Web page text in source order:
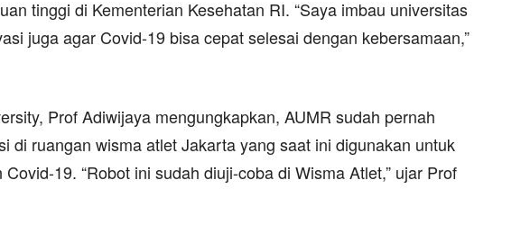
tinggi di Kementerian Kesehatan RI. “Saya imbau universitas
juga agar Covid-19 bisa cepat selesai dengan kebersamaan,”
Prof Adiwijaya mengungkapkan, AUMR sudah pernah
di ruangan wisma atlet Jakarta yang saat ini digunakan untuk
19. “Robot ini sudah diuji-coba di Wisma Atlet,” ujar Prof